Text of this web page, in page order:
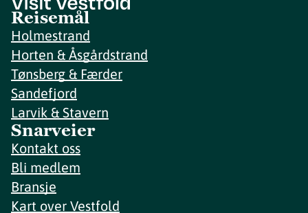
Reisemål
Holmestrand
Horten & Åsgårdstrand
Tønsberg & Færder
Sandefjord
Larvik & Stavern
Snarveier
Kontakt oss
Bli medlem
Bransje
Kart over Vestfold